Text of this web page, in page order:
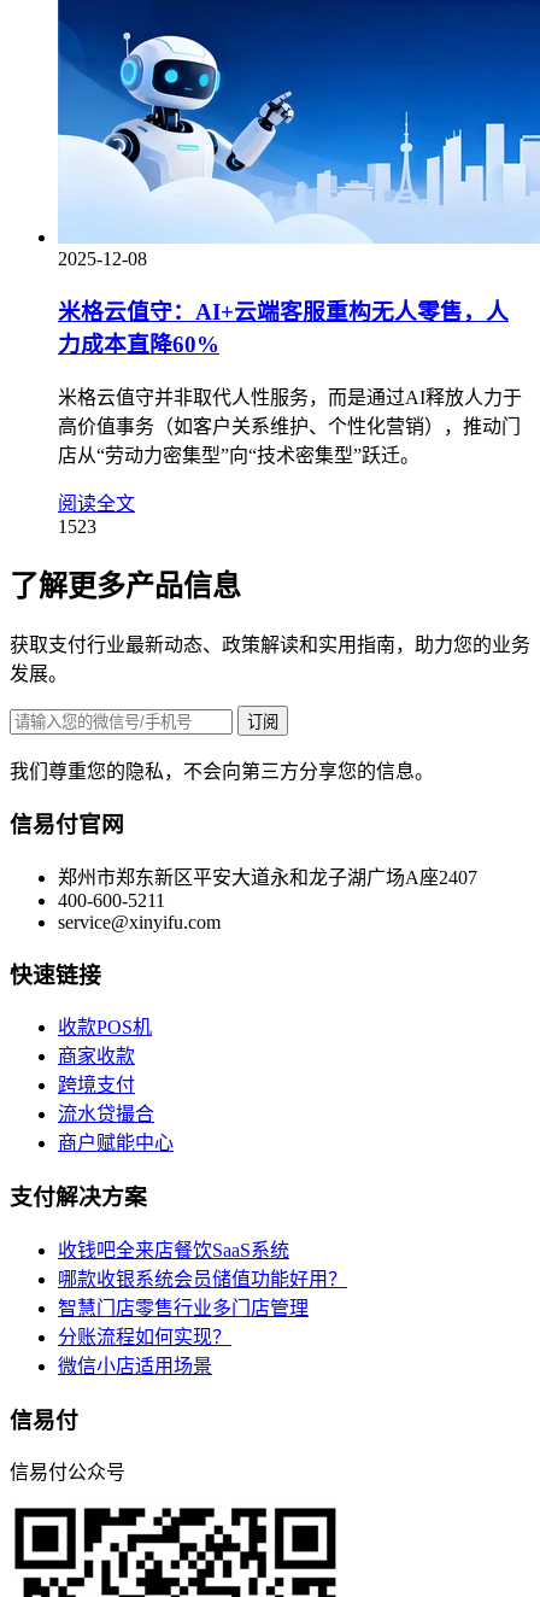
2025-12-08
米格云值守：AI+云端客服重构无人零售，人
力成本直降60%
米格云值守并非取代人性服务，而是通过AI释放人力于
高价值事务（如客户关系维护、个性化营销），推动门
店从“劳动力密集型”向“技术密集型”跃迁。
阅读全文
1523
了解更多产品信息
获取支付行业最新动态、政策解读和实用指南，助力您的业务
发展。
订阅
我们尊重您的隐私，不会向第三方分享您的信息。
信易付官网
郑州市郑东新区平安大道永和龙子湖广场A座2407
400-600-5211
service@xinyifu.com
快速链接
收款POS机
商家收款
跨境支付
流水贷撮合
商户赋能中心
支付解决方案
收钱吧全来店餐饮SaaS系统
哪款收银系统会员储值功能好用？
智慧门店零售行业多门店管理
分账流程如何实现？
微信小店适用场景
信易付
信易付公众号